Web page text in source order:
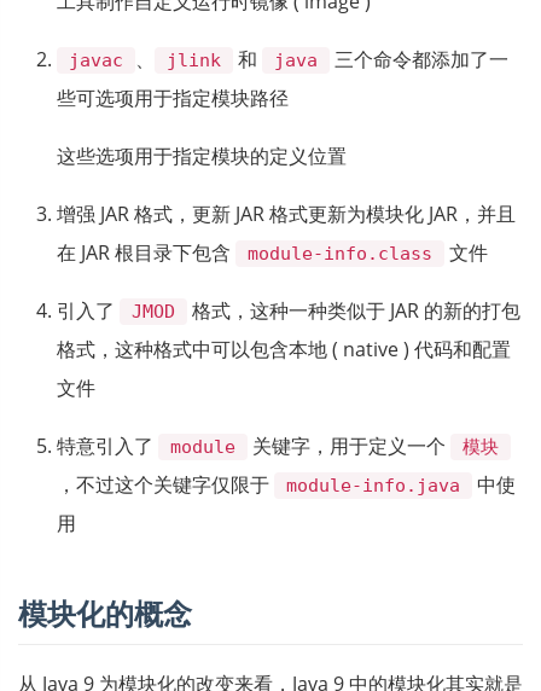
javac 、 jlink 和 java
三个命令都添加了一
些可选项用于指定模块路径
这些选项用于指定模块的定义位置
增强 JAR 格式，更新 JAR 格式更新为模块化 JAR，并且
在 JAR 根目录下包含
module-info.class 文件
引入了 JMOD
格式，这种一种类似于 JAR 的新的打包
格式，这种格式中可以包含本地 ( native ) 代码和配置
文件
特意引入了 module 关键字，用于定义一个 模块
，不过这个关键字仅限于 module-info.java
中使
用
模块化的概念
从 Java 9 为模块化的改变来看，Java 9 中的模块化其实就是